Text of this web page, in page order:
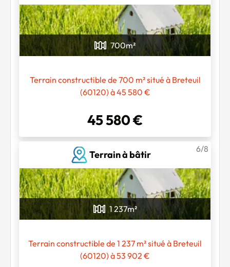
700m²
Terrain constructible de 700 m² situé à Breteuil
(60120) à 45 580 €
45 580 €
Terrain à bâtir
6/8
1 237m²
Terrain constructible de 1 237 m² situé à Breteuil
(60120) à 53 902 €